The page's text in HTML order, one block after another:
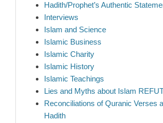
Hadith/Prophet’s Authentic
Interviews
Islam and Science
Islamic Business
Islamic Charity
Islamic History
Islamic Teachings
Lies and Myths about Islam
Reconciliations of Quranic Verses
Hadith